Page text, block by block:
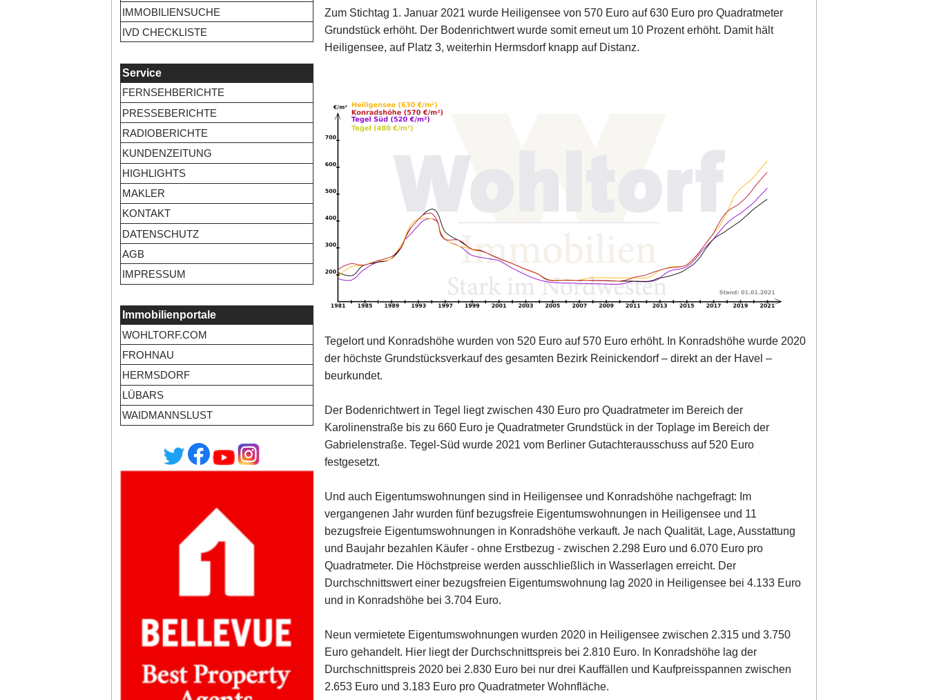
IMMOBILIENSUCHE
IVD CHECKLISTE
Service
FERNSEHBERICHTE
PRESSEBERICHTE
RADIOBERICHTE
KUNDENZEITUNG
HIGHLIGHTS
MAKLER
KONTAKT
DATENSCHUTZ
AGB
IMPRESSUM
Immobilienportale
WOHLTORF.COM
FROHNAU
HERMSDORF
LÜBARS
WAIDMANNSLUST
Zum Stichtag 1. Januar 2021 wurde Heiligensee von 570 Euro auf 630 Euro pro Quadratmeter
Grundstück erhöht. Der Bodenrichtwert wurde somit erneut um 10 Prozent erhöht. Damit hält
Heiligensee, auf Platz 3, weiterhin Hermsdorf knapp auf Distanz.
Tegelort und Konradshöhe wurden von 520 Euro auf 570 Euro erhöht. In Konradshöhe wurde 2020
der höchste Grundstücksverkauf des gesamten Bezirk Reinickendorf – direkt an der Havel –
beurkundet.
Der Bodenrichtwert in Tegel liegt zwischen 430 Euro pro Quadratmeter im Bereich der
Karolinenstraße bis zu 660 Euro je Quadratmeter Grundstück in der Toplage im Bereich der
Gabrielenstraße. Tegel-Süd wurde 2021 vom Berliner Gutachterausschuss auf 520 Euro
festgesetzt.
Und auch Eigentumswohnungen sind in Heiligensee und Konradshöhe nachgefragt: Im
vergangenen Jahr wurden fünf bezugsfreie Eigentumswohnungen in Heiligensee und 11
bezugsfreie Eigentumswohnungen in Konradshöhe verkauft. Je nach Qualität, Lage, Ausstattung
und Baujahr bezahlen Käufer - ohne Erstbezug - zwischen 2.298 Euro und 6.070 Euro pro
Quadratmeter. Die Höchstpreise werden ausschließlich in Wasserlagen erreicht. Der
Durchschnittswert einer bezugsfreien Eigentumswohnung lag 2020 in Heiligensee bei 4.133 Euro
und in Konradshöhe bei 3.704 Euro.
Neun vermietete Eigentumswohnungen wurden 2020 in Heiligensee zwischen 2.315 und 3.750
Euro gehandelt. Hier liegt der Durchschnittspreis bei 2.810 Euro. In Konradshöhe lag der
Durchschnittspreis 2020 bei 2.830 Euro bei nur drei Kauffällen und Kaufpreisspannen zwischen
2.653 Euro und 3.183 Euro pro Quadratmeter Wohnfläche.